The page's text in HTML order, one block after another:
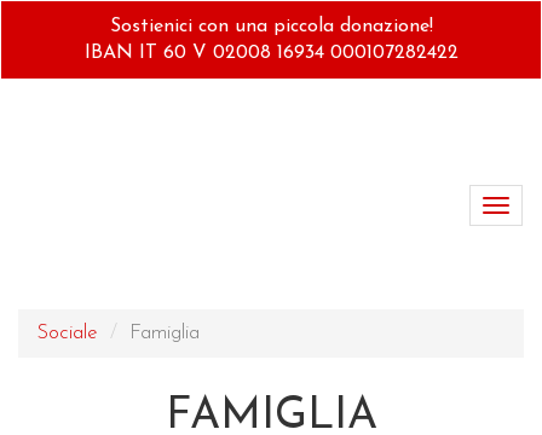
Sostienici con una piccola donazione!
IBAN IT 60 V 02008 16934 000107282422
Sociale Famiglia
FAMIGLIA